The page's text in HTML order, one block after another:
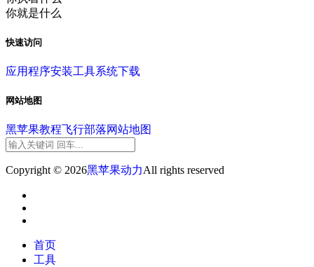
你就是什么
快速访问
应用程序安装工具系统下载
网站地图
黑苹果教程飞行部落网站地图
Copyright © 2026黑苹果动力All rights reserved
首页
工具